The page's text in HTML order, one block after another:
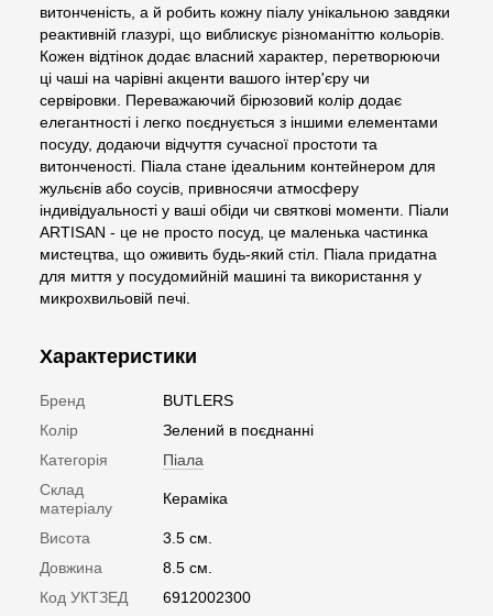
витонченість, а й робить кожну піалу унікальною завдяки
реактивній глазурі, що виблискує різноманіттю кольорів.
Кожен відтінок додає власний характер, перетворюючи
ці чаші на чарівні акценти вашого інтер'єру чи
сервіровки. Переважаючий бірюзовий колір додає
елегантності і легко поєднується з іншими елементами
посуду, додаючи відчуття сучасної простоти та
витонченості. Піала стане ідеальним контейнером для
жульєнів або соусів, привносячи атмосферу
індивідуальності у ваші обіди чи святкові моменти. Піали
ARTISAN - це не просто посуд, це маленька частинка
мистецтва, що оживить будь-який стіл. Піала придатна
для миття у посудомийній машині та використання у
микрохвильовій печі.
Характеристики
Бренд
BUTLERS
Колір
Зелений в поєднанні
Категорія
Піала
Склад
матеріалу
Кераміка
Висота
3.5 см.
Довжина
8.5 см.
Код УКТЗЕД
6912002300